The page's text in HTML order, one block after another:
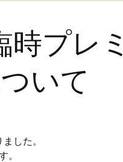
時プレミ
いて
した。
。